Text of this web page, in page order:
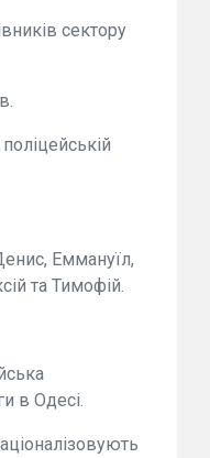
сектору
Еммануїл,
та Тимофій.
в Одесі.